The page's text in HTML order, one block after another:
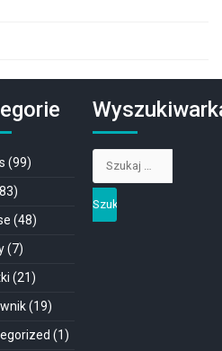
(99)
(48)
(7)
(21)
(19)
(1)